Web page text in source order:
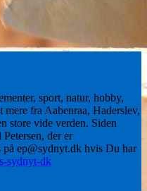
sport, natur, hobby,
mere fra Aabenraa, Haderslev,
store vide verden. Siden
der er
på ep@sydnyt.dk hvis Du har
sydnyt-dk